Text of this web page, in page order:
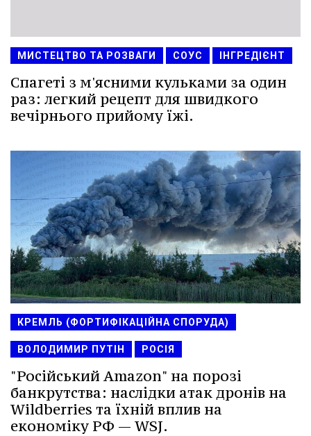
МИСТЕЦТВО ТА РОЗВАГИ СОУС ІНГРЕДІЄНТ
Спагеті з м'ясними кульками за один
раз: легкий рецепт для швидкого
вечірнього прийому їжі.
КРЕМЛЬ (ФОРТИФІКАЦІЙНА СПОРУДА)
ВОЛОДИМИР ПУТІН РОСІЯ
"Російський Amazon" на порозі
банкрутства: наслідки атак дронів на
Wildberries та їхній вплив на
економіку РФ — WSJ.